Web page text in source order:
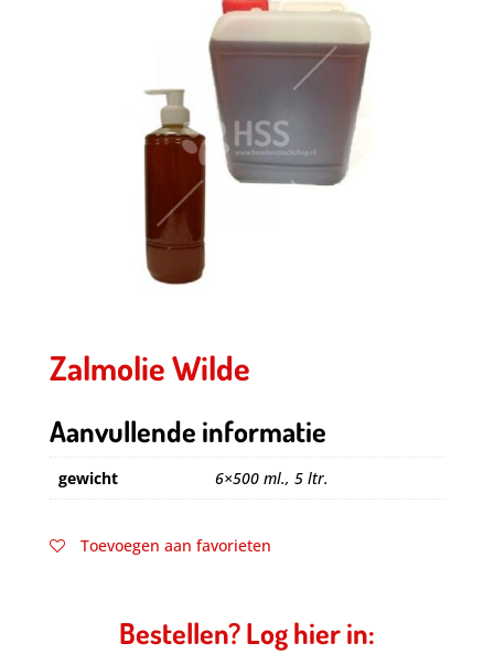
Zalmolie Wilde
Aanvullende informatie
gewicht 6×500 ml., 5 ltr.
Toevoegen aan favorieten
Bestellen? Log hier in: